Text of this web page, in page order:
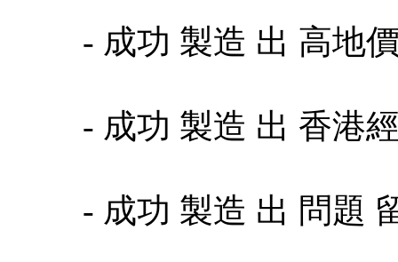
- 成功 製造 出 高地
- 成功 製造 出 香港
- 成功 製造 出 問題